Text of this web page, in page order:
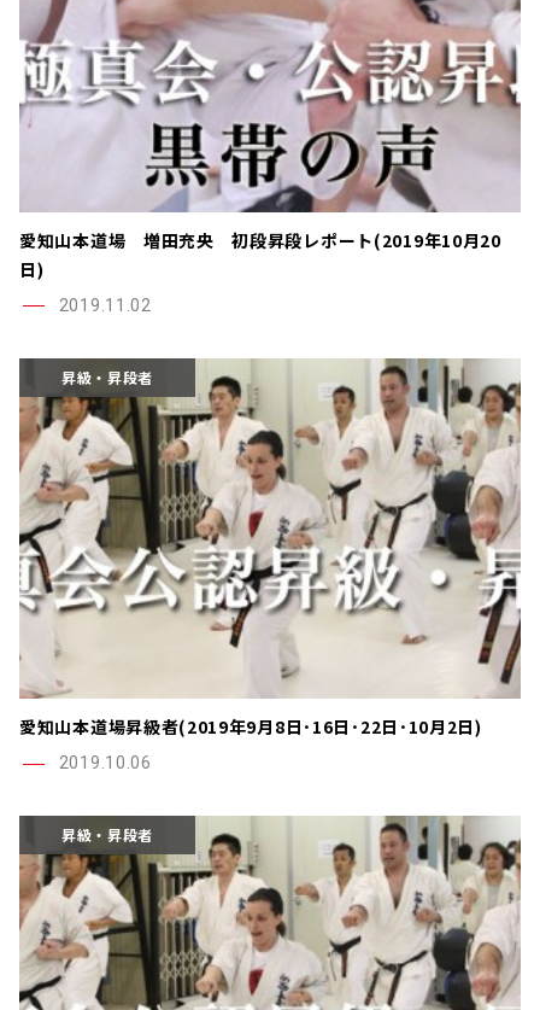
愛知山本道場 増田充央 初段昇段レポート(2019年10月20
日)
2019.11.02
昇級・昇段者
愛知山本道場昇級者(2019年9月8日･16日･22日･10月2日)
2019.10.06
昇級・昇段者